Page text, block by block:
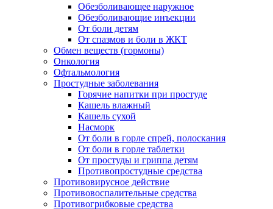
Обезболивающее наружное
Обезболивающие инъекции
От боли детям
От спазмов и боли в ЖКТ
Обмен веществ (гормоны)
Онкология
Офтальмология
Простудные заболевания
Горячие напитки при простуде
Кашель влажный
Кашель сухой
Насморк
От боли в горле спрей, полоскания
От боли в горле таблетки
От простуды и гриппа детям
Противопростудные средства
Противовирусное действие
Противовоспалительные средства
Противогрибковые средства